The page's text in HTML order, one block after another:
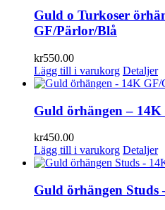
Guld o Turkoser
GF/Pärlor/Blå
kr550.00
Lägg till i varukorg Detaljer
Guld örhängen –
kr450.00
Lägg till i varukorg Detaljer
Guld örhängen